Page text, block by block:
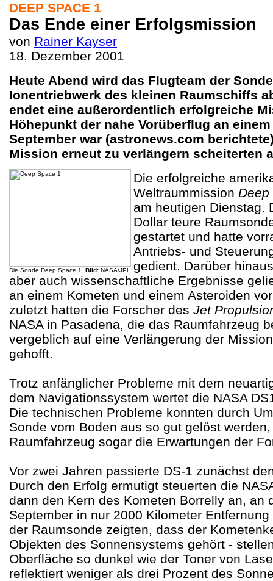
DEEP SPACE 1
Das Ende einer Erfolgsmission
von Rainer Kayser
18. Dezember 2001
Heute Abend wird das Flugteam der
Ionentriebwerk des kleinen Raumschiffs
endet eine außerordentlich erfolgreiche
Höhepunkt der nahe Vorüberflug an
September war (astronews.com
Mission erneut zu verlängern scheiterten
Die Sonde Deep Space 1. Bild: NASA/JPL
Die erfolgreiche
Weltraummission Deep
am heutigen Dienstag.
Dollar teure
gestartet und hatte
Antriebs- und
gedient. Darüber
aber auch wissenschaftliche Ergebnisse
an einem Kometen und einem Asteroiden
zuletzt hatten die Forscher des Jet
NASA in Pasadena, die das Raumfahrzeug
vergeblich auf eine Verlängerung der
gehofft.
Trotz anfänglicher Probleme mit dem
dem Navigationssystem wertet die NASA
Die technischen Probleme konnten durch
Sonde vom Boden aus so gut gelöst
Raumfahrzeug sogar die Erwartungen der
Vor zwei Jahren passierte DS-1 zunächst
Durch den Erfolg ermutigt steuerten die
dann den Kern des Kometen Borrelly an, an
September in nur 2000 Kilometer
der Raumsonde zeigten, dass der
Objekten des Sonnensystems gehört -
Oberfläche so dunkel wie der Toner von
reflektiert weniger als drei Prozent des